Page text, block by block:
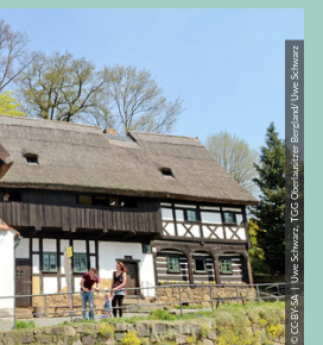
© CC-BY-SA | Uwe Schwarz, TGG Oberlausitzer Bergland/ Uwe Schwarz